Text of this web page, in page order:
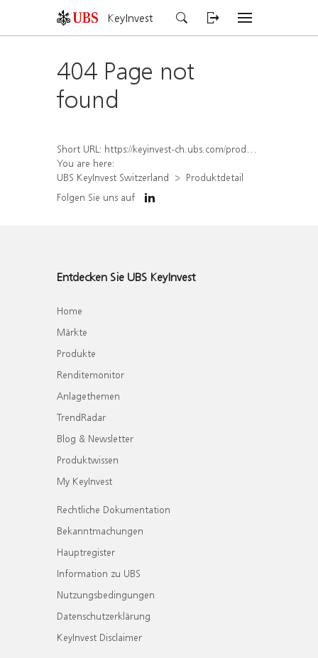
KeyInvest
404 Page not
found
Short URL: https://keyinvest-ch.ubs.com/produkt/detail/index/isin/CH1564672488
You are here:
UBS KeyInvest Switzerland
Produktdetail
Folgen Sie uns auf
Entdecken Sie UBS KeyInvest
Home
Märkte
Produkte
Renditemonitor
Anlagethemen
TrendRadar
Blog & Newsletter
Produktwissen
My KeyInvest
Rechtliche Dokumentation
Bekanntmachungen
Hauptregister
Information zu UBS
Nutzungsbedingungen
Datenschutzerklärung
KeyInvest Disclaimer